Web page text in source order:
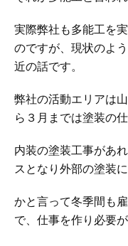
実際弊社も多能工を
のですが、現状のよ
近の話です。
弊社の活動エリアは
ら３月までは塗装の
内装の塗装工事があ
スとなり外部の塗装
かと言って冬季間も
で、仕事を作り必要が